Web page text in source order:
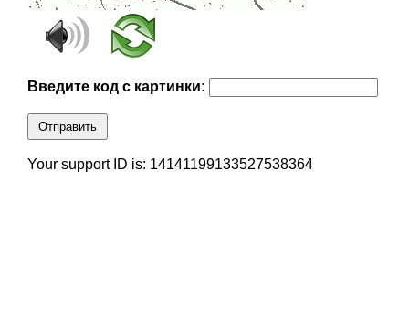
Введите код с картинки:
Отправить
Your support ID is: 14141199133527538364